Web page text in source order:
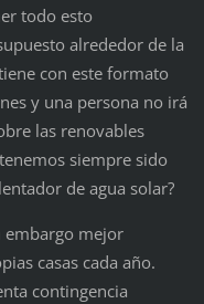
todo esto
alrededor de la
con este formato
y una persona no irá
las renovables
siempre sido
de agua solar?
embargo mejor
casas cada año.
contingencia